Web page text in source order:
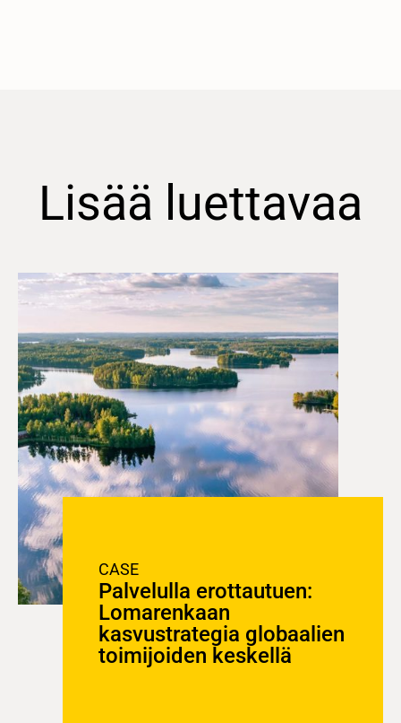
Lisää luettavaa
CASE
Palvelulla erottautuen:
Lomarenkaan
kasvustrategia globaalien
toimijoiden keskellä